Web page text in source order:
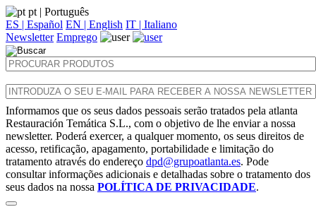
pt | Português
ES | Español EN | English IT | Italiano
Newsletter Emprego
Informamos que os seus dados pessoais serão tratados pela atlanta
Restauración Temática S.L., com o objetivo de lhe enviar a nossa
newsletter. Poderá exercer, a qualquer momento, os seus direitos de
acesso, retificação, apagamento, portabilidade e limitação do
tratamento através do endereço dpd@grupoatlanta.es. Pode
consultar informações adicionais e detalhadas sobre o tratamento dos
seus dados na nossa POLÍTICA DE PRIVACIDADE.